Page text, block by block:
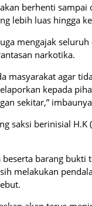
berhenti
lebih luas hingga
mengajak
narkotika.
masyarakat agar
kepada
sekitar,”
saksi berinisial
beserta barang
melakukan